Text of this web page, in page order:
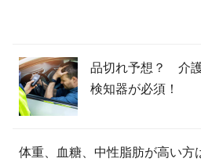
品切れ予想？ 介
検知器が必須！
体重、血糖、中性脂肪が高い方